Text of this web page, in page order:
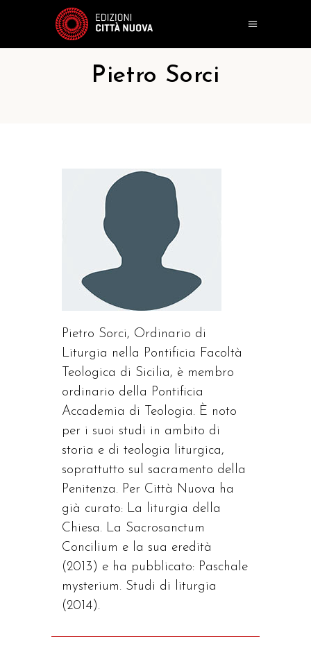
Pietro Sorci
Pietro Sorci, Ordinario di
Liturgia nella Pontificia Facoltà
Teologica di Sicilia, è membro
ordinario della Pontificia
Accademia di Teologia. È noto
per i suoi studi in ambito di
storia e di teologia liturgica,
soprattutto sul sacramento della
Penitenza. Per Città Nuova ha
già curato: La liturgia della
Chiesa. La Sacrosanctum
Concilium e la sua eredità
(2013) e ha pubblicato: Paschale
mysterium. Studi di liturgia
(2014).